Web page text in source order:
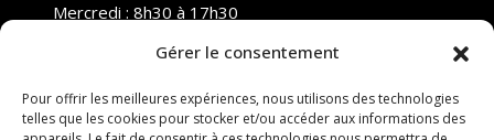
Gérer le consentement
Pour offrir les meilleures expériences, nous utilisons des technologies
telles que les cookies pour stocker et/ou accéder aux informations des
Mercredi : 8h30 à 17h30
Jeudi : 8h30 à 17h30
Samedi : Fermé
Dimanche : Fermé